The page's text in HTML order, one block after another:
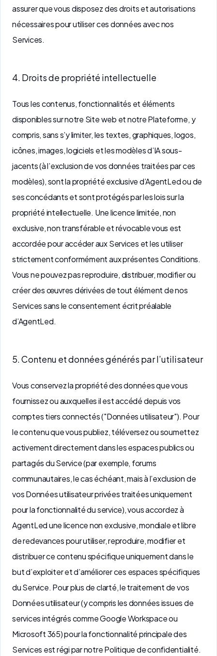
assurer que vous disposez des droits et autorisations
nécessaires pour utiliser ces données avec nos
Services.
4. Droits de propriété intellectuelle
Tous les contenus, fonctionnalités et éléments
disponibles sur notre Site web et notre Plateforme, y
compris, sans s’y limiter, les textes, graphiques, logos,
icônes, images, logiciels et les modèles d’IA sous-
jacents (à l’exclusion de vos données traitées par ces
modèles), sont la propriété exclusive d’AgentLed ou de
ses concédants et sont protégés par les lois sur la
propriété intellectuelle. Une licence limitée, non
exclusive, non transférable et révocable vous est
accordée pour accéder aux Services et les utiliser
strictement conformément aux présentes Conditions.
Vous ne pouvez pas reproduire, distribuer, modifier ou
créer des œuvres dérivées de tout élément de nos
Services sans le consentement écrit préalable
d’AgentLed.
5. Contenu et données générés par l’utilisateur
Vous conservez la propriété des données que vous
fournissez ou auxquelles il est accédé depuis vos
comptes tiers connectés ("Données utilisateur"). Pour
le contenu que vous publiez, téléversez ou soumettez
activement directement dans les espaces publics ou
partagés du Service (par exemple, forums
communautaires, le cas échéant, mais à l’exclusion de
vos Données utilisateur privées traitées uniquement
pour la fonctionnalité du service), vous accordez à
AgentLed une licence non exclusive, mondiale et libre
de redevances pour utiliser, reproduire, modifier et
distribuer ce contenu spécifique uniquement dans le
but d’exploiter et d’améliorer ces espaces spécifiques
du Service. Pour plus de clarté, le traitement de vos
Données utilisateur (y compris les données issues de
services intégrés comme Google Workspace ou
Microsoft 365) pour la fonctionnalité principale des
Services est régi par notre Politique de confidentialité.